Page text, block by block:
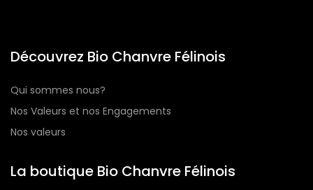
Découvrez Bio Chanvre Félinois
Qui sommes nous?
Nos Valeurs et nos Engagements
Nos valeurs
La boutique Bio Chanvre Félinois